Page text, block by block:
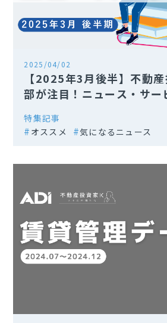
2025/04/02
【2025年3月後半】不動
部が注目！ニュース・サー
特集記事
オススメ
気になるニュース